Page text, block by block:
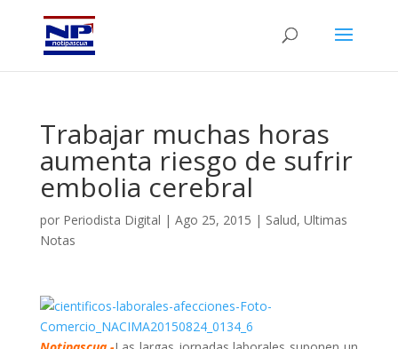
Trabajar muchas horas
aumenta riesgo de sufrir
embolia cerebral
por Periodista Digital | Ago 25, 2015 | Salud, Ultimas
Notas